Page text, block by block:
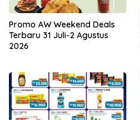
Promo AW Weekend Deals
Terbaru 31 Juli-2 Agustus
2026